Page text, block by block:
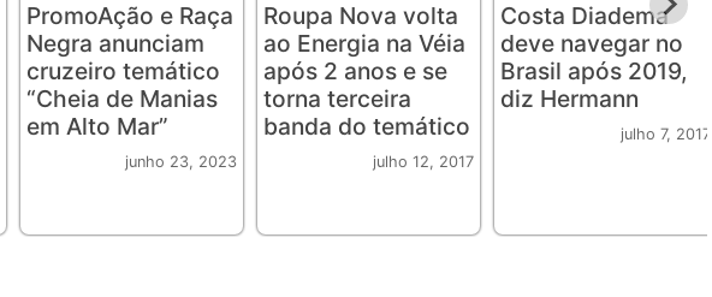
PromoAção e Raça
Negra anunciam
cruzeiro temático
“Cheia de Manias
em Alto Mar”
junho 23, 2023
Roupa Nova volta
ao Energia na Véia
após 2 anos e se
torna terceira
banda do temático
julho 12, 2017
Costa Diadema
deve navegar no
Brasil após 2019,
diz Hermann
julho 7, 2017